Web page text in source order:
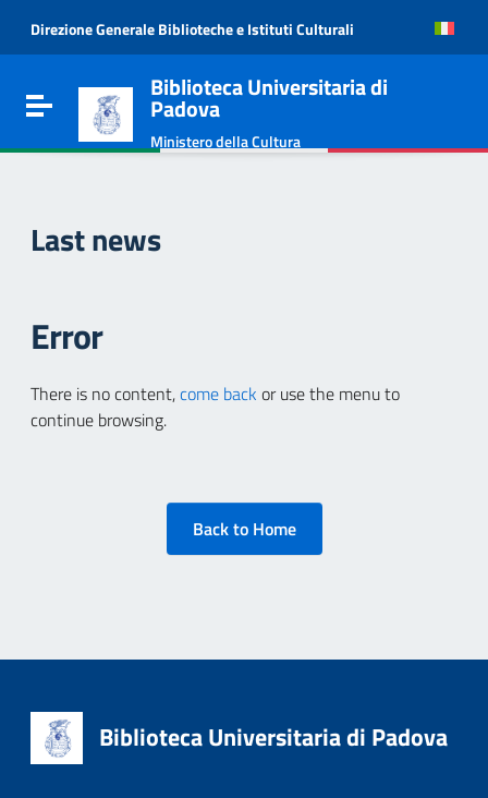
Go to the navigation menu
Direzione Generale Biblioteche e Istituti Culturali
Toggle navigationBiblioteca Universitaria di
Padova
Ministero della Cultura
Last news
Error
There is no content,come back or use the menu to
continue browsing.
Back to Home
Biblioteca Universitaria di Padova